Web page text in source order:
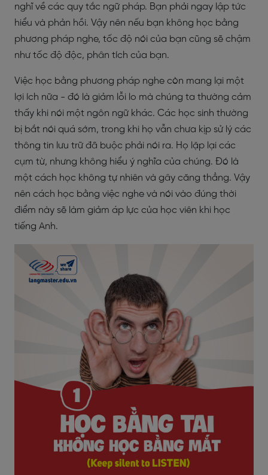
nghĩ về các quy tắc ngữ pháp. Bạn phải ngay lập tức
hiểu và phản hồi. Vậy nên nếu bạn không học bằng
phương pháp nghe, tốc độ nói của bạn cũng sẽ chậm
như tốc độ độc, phân tích của bạn.
Việc học bằng phương pháp nghe còn mang lại một
lợi ích nữa - đó là giảm lỗi lo mà chúng ta thường cảm
thấy khi nói một ngôn ngữ khác. Các học sinh thường
bị bắt nói quá sớm, trong khi họ vẫn chưa kịp sử lý các
thông tin lưu trữ đã buộc phải nói ra. Họ lặp lại các
cụm từ, nhưng không hiểu ý nghĩa của chúng. Đó là
một cách học không tự nhiên và gây căng thẳng. Vậy
nên cách học bằng việc nghe và nói vào đúng thời
điểm này sẽ làm giảm áp lực của học viên khi học
tiếng Anh.